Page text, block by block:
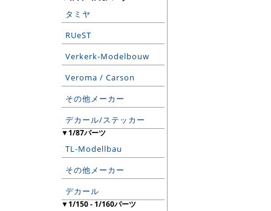
タミヤ
RUeST
Verkerk-Modelbouw
Veroma / Carson
その他メーカー
デカール/ステッカー
▼1/87パーツ
TL-Modellbau
その他メーカー
デカール
▼1/150 - 1/160パーツ